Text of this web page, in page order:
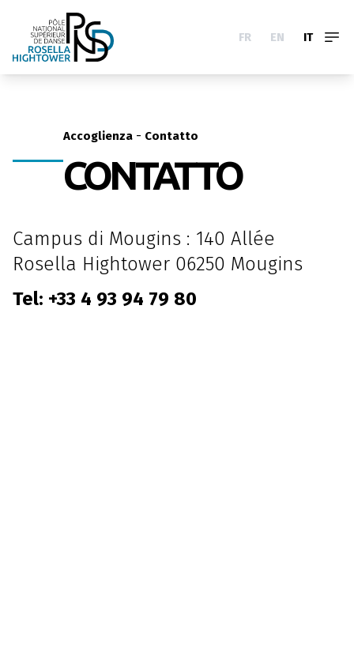
FR EN IT
Accoglienza - Contatto
CONTATTO
Campus di Mougins : 140 Allée
Rosella Hightower 06250 Mougins
Tel: +33 4 93 94 79 80